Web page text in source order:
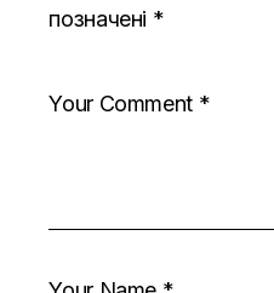
позначені *